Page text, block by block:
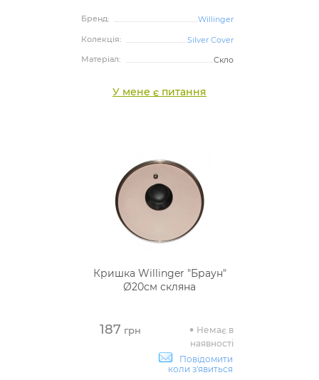
Бренд:
Willinger
Колекція:
Silver Cover
Матеріал:
Скло
У мене є питання
Кришка Willinger "Браун"
Ø20см скляна
187 грн
Немає в
наявності
Повідомити
коли з'явиться